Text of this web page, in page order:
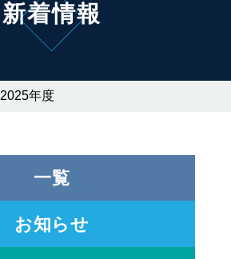
新着情報
2025年度
一覧
お知らせ